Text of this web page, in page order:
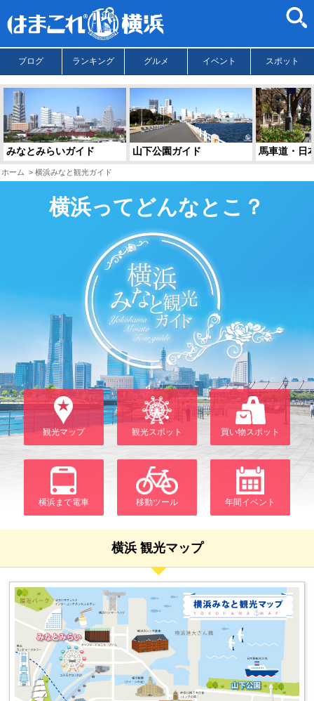
ブログ ランキング グルメ イベント スポット
みなとみらいガイド 山下公園ガイド 馬車道・日
ホーム 横浜みなと観光ガイド
横浜ってどんなとこ？
観光マップ 観光スポット 買い物スポット
横浜まで電車 移動ツール 年間イベント
横浜 観光マップ